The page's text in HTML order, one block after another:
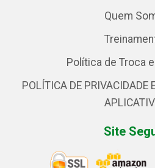
Quem
Política de Troca
POLÍTICA DE PRIVACIDADE
Site